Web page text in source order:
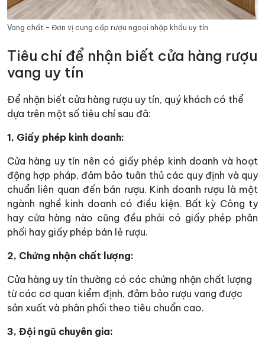
Vang chất – Đơn vị cung cấp rượu ngoại nhập khẩu uy tín
Tiêu chí để nhận biết cửa hàng rượu
vang uy tín
Để nhận biết cửa hàng rượu uy tín, quý khách có thể
dựa trên một số tiêu chí sau đâ:
1, Giấy phép kinh doanh:
Cửa hàng uy tín nên có giấy phép kinh doanh và hoạt
động hợp pháp, đảm bảo tuân thủ các quy định và quy
chuẩn liên quan đến bán rượu. Kinh doanh rượu là một
ngành nghề kinh doanh có điều kiện. Bất kỳ Công ty
hay cửa hàng nào cũng đều phải có giấy phép phân
phối hay giấy phép bán lẻ rượu.
2, Chứng nhận chất lượng:
Cửa hàng uy tín thường có các chứng nhận chất lượng
từ các cơ quan kiểm định, đảm bảo rượu vang được
sản xuất và phân phối theo tiêu chuẩn cao.
3, Đội ngũ chuyên gia: